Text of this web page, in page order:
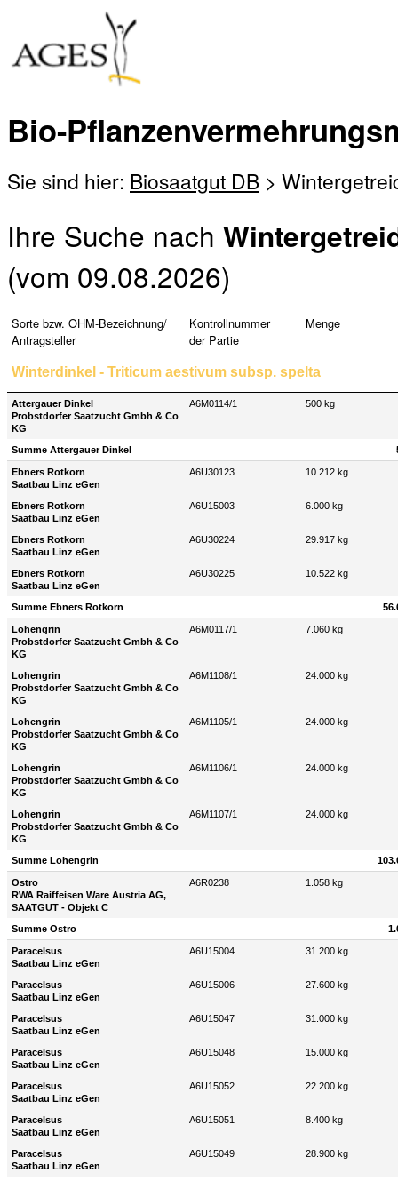
Bio-
Sie sind hier: Biosaatgut DB >
Ihre Suche nach
(vom 09.08.2026)
Sorte bzw. OHM-Bezeichnung/
Antragsteller
Kontrollnummer
der Partie
Menge
Winterdinkel - Triticum aestivum subsp. spelta
Attergauer Dinkel
Probstdorfer Saatzucht Gmbh & Co
KG
A6M0114/1 500 kg
Summe Attergauer Dinkel
Ebners Rotkorn
Saatbau Linz eGen
A6U30123 10.212 kg
Ebners Rotkorn
Saatbau Linz eGen
A6U15003 6.000 kg
Ebners Rotkorn
Saatbau Linz eGen
A6U30224 29.917 kg
Ebners Rotkorn
Saatbau Linz eGen
A6U30225 10.522 kg
Summe Ebners Rotkorn
Lohengrin
Probstdorfer Saatzucht Gmbh & Co
KG
A6M0117/1 7.060 kg
Lohengrin
Probstdorfer Saatzucht Gmbh & Co
KG
A6M1108/1 24.000 kg
Lohengrin
Probstdorfer Saatzucht Gmbh & Co
KG
A6M1105/1 24.000 kg
Lohengrin
Probstdorfer Saatzucht Gmbh & Co
KG
A6M1106/1 24.000 kg
Lohengrin
Probstdorfer Saatzucht Gmbh & Co
KG
A6M1107/1 24.000 kg
Summe Lohengrin
Ostro
RWA Raiffeisen Ware Austria AG,
SAATGUT - Objekt C
A6R0238 1.058 kg
Summe Ostro
Paracelsus
Saatbau Linz eGen
A6U15004 31.200 kg
Paracelsus
Saatbau Linz eGen
A6U15006 27.600 kg
Paracelsus
Saatbau Linz eGen
A6U15047 31.000 kg
Paracelsus
Saatbau Linz eGen
A6U15048 15.000 kg
Paracelsus
Saatbau Linz eGen
A6U15052 22.200 kg
Paracelsus
Saatbau Linz eGen
A6U15051 8.400 kg
Paracelsus
Saatbau Linz eGen
A6U15049 28.900 kg